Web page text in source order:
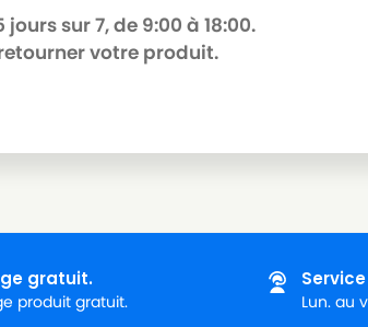
sur 7, de 9:00 à 18:00.
votre produit.
gratuit.
produit gratuit. Lun. au